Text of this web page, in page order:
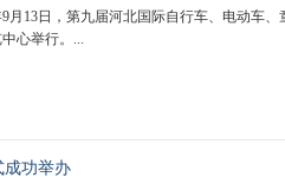
9月13日，第九届河北国际自行车、电动车
心举行。...
成功举办